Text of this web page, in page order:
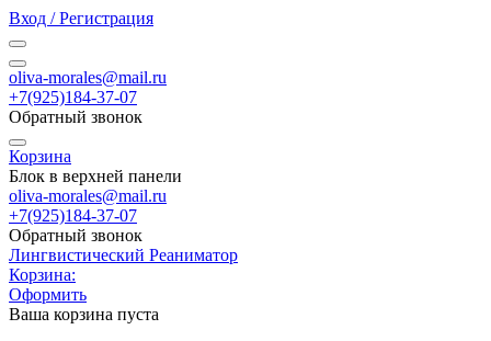
Вход / Регистрация
oliva-morales@mail.ru
+7(925)184-37-07
Обратный звонок
Корзина
Блок в верхней панели
oliva-morales@mail.ru
+7(925)184-37-07
Обратный звонок
Лингвистический Реаниматор
Корзина:
Оформить
Ваша корзина пуста